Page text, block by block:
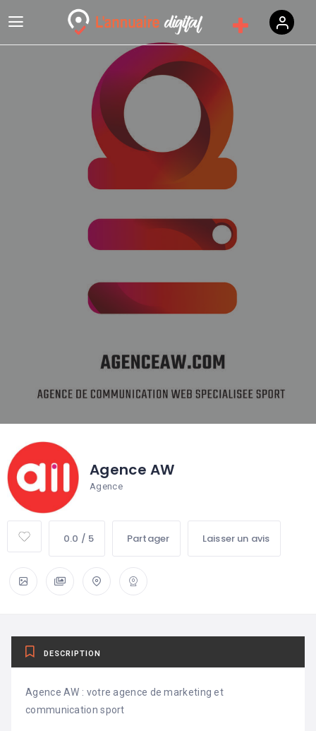
Agence AW
Agence
0.0 / 5 Partager Laisser un avis
DESCRIPTION
Agence AW : votre agence de marketing et
communication sport